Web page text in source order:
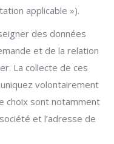
applicable »).
des données
et de la relation
La collecte de ces
volontairement
choix sont notamment
et l’adresse de